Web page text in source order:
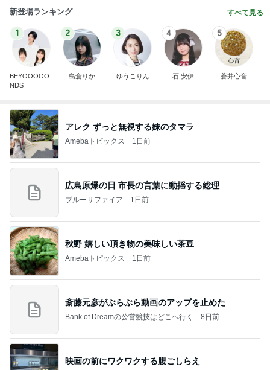
新登場ランキング すべて見る
1
BEYOOOOO
NDS
2
島倉りか
3
ゆうこりん
4
石 安伊
5
蒼井心音
アレク ずっと無視する妹のタマラ
Amebaトピックス 1日前
広島原爆の日 市長の言葉に動揺する総理
ブルーサファイア 1日前
秋野 嬉しい頂き物の美味しい茶豆
Amebaトピックス 1日前
斎藤元彦がぶらぶら動画のアップを止めた
Bank of Dreamの公営競技はどこへ行く 8日前
映画の前にワクワクする腹ごしらえ